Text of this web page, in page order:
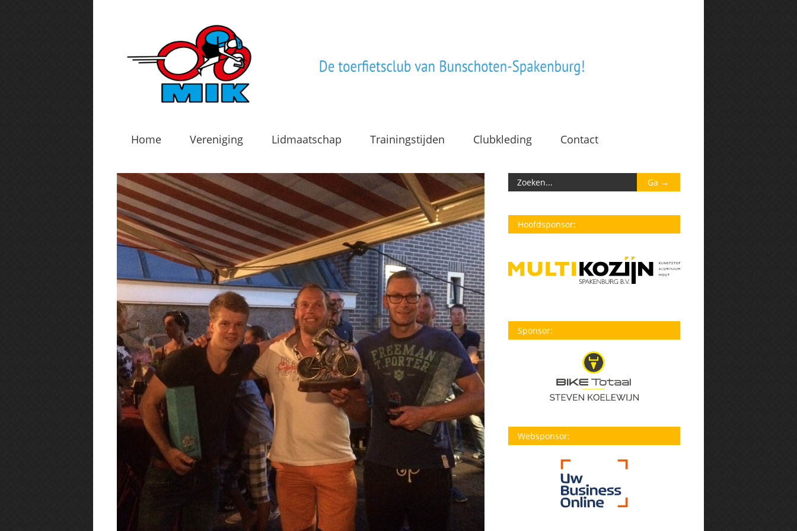
Home Vereniging Lidmaatschap Trainingstijden Clubkleding Contact
Hoofdsponsor:
Sponsor:
Websponsor: